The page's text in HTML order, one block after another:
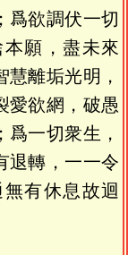
爲欲調伏一切
願，盡未來
離垢光明，
愛欲網，破愚
一切衆生，
退轉，一一令
有休息故迴